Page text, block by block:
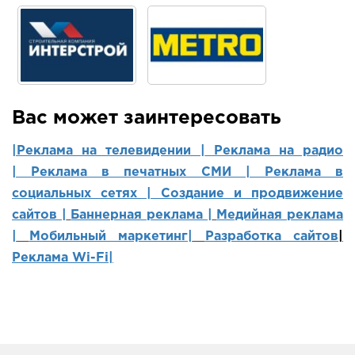
Вас может заинтересовать
|Реклама на телевидении |
Реклама на радио
Реклама в печатных СМИ |
Реклама в
социальных сетях | Создание и продвижение
сайтов
Баннерная реклама |
Медийная реклама
Мобильный маркетинг Разработка сайтов
Реклама Wi-Fi|